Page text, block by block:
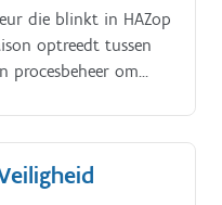
die blinkt in HAZop
optreedt tussen
procesbeheer om